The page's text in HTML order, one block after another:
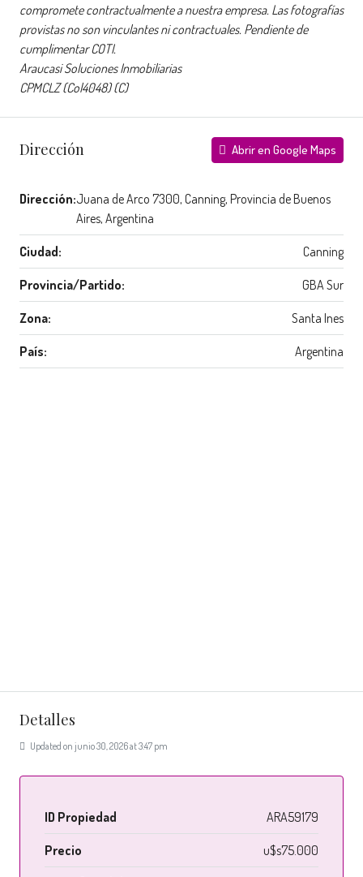
compromete contractualmente a nuestra empresa. Las fotografías
provistas no son vinculantes ni contractuales. Pendiente de
cumplimentar COTI.
Araucasi Soluciones Inmobiliarias
CPMCLZ (Col4048) (C)
Dirección Abrir en Google Maps
Dirección:Juana de Arco 7300, Canning, Provincia de Buenos
Aires, Argentina
Ciudad: Canning
Provincia/Partido: GBA Sur
Zona: Santa Ines
País: Argentina
Detalles
Updated on junio 30, 2026 at 3:47 pm
ID Propiedad ARA59179
Precio u$s75.000